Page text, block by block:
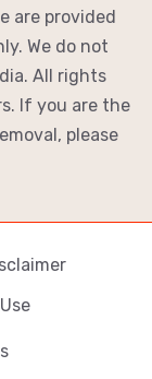
are provided
We do not
All rights
If you are the
please